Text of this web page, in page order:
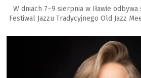
W dniach 7–9 sierpnia w Iławie
Festiwal Jazzu Tradycyjnego Old Jazz
a